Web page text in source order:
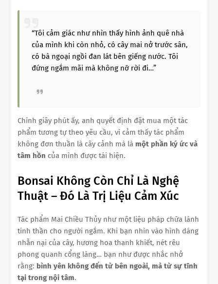
“Tôi cảm giác như nhìn thấy hình ảnh quê nhà
của mình khi còn nhỏ, có cây mai nở trước sân,
có bà ngoại ngồi đan lát bên giếng nước. Tôi
đứng ngắm mãi mà không nỡ rời đi…”
Chính giây phút ấy, anh quyết định đặt mua một tác
phẩm tương tự theo yêu cầu, vì cảm thấy tác phẩm
không đơn thuần là cây cảnh mà là một phần ký ức và
tâm hồn của mình được tái hiện.
Bonsai Không Còn Chỉ Là Nghệ
Thuật – Đó Là Trị Liệu Cảm Xúc
Tác phẩm Mai Chiều Thủy như một liệu pháp chữa lành
tinh thần cho người ngắm. Khi bạn nhìn vào hình dáng
nhẫn nại của cây, hương hoa thanh khiết, nét rêu
phong quanh cổng làng… bạn như được nhắc nhở
rằng: bình yên không đến từ bên ngoài, mà từ sự tĩnh
tại trong nội tâm.